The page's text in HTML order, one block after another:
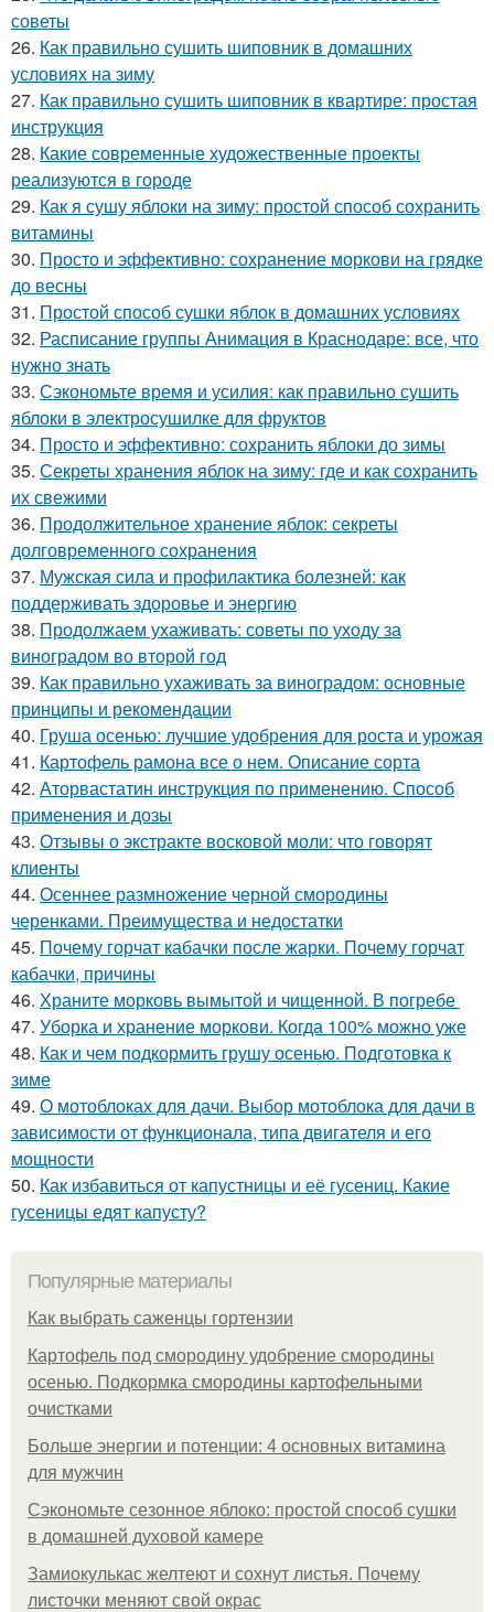
советы
26. Как правильно сушить шиповник в домашних
условиях на зиму
27. Как правильно сушить шиповник в квартире: простая
инструкция
28. Какие современные художественные проекты
реализуются в городе
29. Как я сушу яблоки на зиму: простой способ сохранить
витамины
30. Просто и эффективно: сохранение моркови на грядке
до весны
31. Простой способ сушки яблок в домашних условиях
32. Расписание группы Анимация в Краснодаре: все, что
нужно знать
33. Сэкономьте время и усилия: как правильно сушить
яблоки в электросушилке для фруктов
34. Просто и эффективно: сохранить яблоки до зимы
35. Секреты хранения яблок на зиму: где и как сохранить
их свежими
36. Продолжительное хранение яблок: секреты
долговременного сохранения
37. Мужская сила и профилактика болезней: как
поддерживать здоровье и энергию
38. Продолжаем ухаживать: советы по уходу за
виноградом во второй год
39. Как правильно ухаживать за виноградом: основные
принципы и рекомендации
40. Груша осенью: лучшие удобрения для роста и урожая
41. Картофель рамона все о нем. Описание сорта
42. Аторвастатин инструкция по применению. Способ
применения и дозы
43. Отзывы о экстракте восковой моли: что говорят
клиенты
44. Осеннее размножение черной смородины
черенками. Преимущества и недостатки
45. Почему горчат кабачки после жарки. Почему горчат
кабачки, причины
46. Храните морковь вымытой и чищенной. В погребе
47. Уборка и хранение моркови. Когда 100% можно уже
48. Как и чем подкормить грушу осенью. Подготовка к
зиме
49. О мотоблоках для дачи. Выбор мотоблока для дачи в
зависимости от функционала, типа двигателя и его
мощности
50. Как избавиться от капустницы и её гусениц. Какие
гусеницы едят капусту?
Популярные материалы
Как выбрать саженцы гортензии
Картофель под смородину удобрение смородины
осенью. Подкормка смородины картофельными
очистками
Больше энергии и потенции: 4 основных витамина
для мужчин
Сэкономьте сезонное яблоко: простой способ сушки
в домашней духовой камере
Замиокулькас желтеют и сохнут листья. Почему
листочки меняют свой окрас